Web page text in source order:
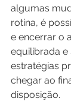
algumas
rotina, é
e encerrar o
equilibrada e
estratégias
chegar ao
disposição.